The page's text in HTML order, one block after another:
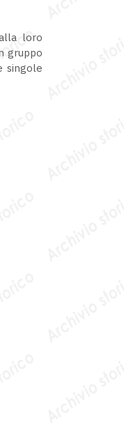
loro
gruppo
singole